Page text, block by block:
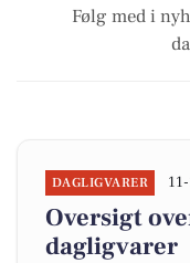
Følg med i
DAGLIGVARER
Oversigt
dagligvarer